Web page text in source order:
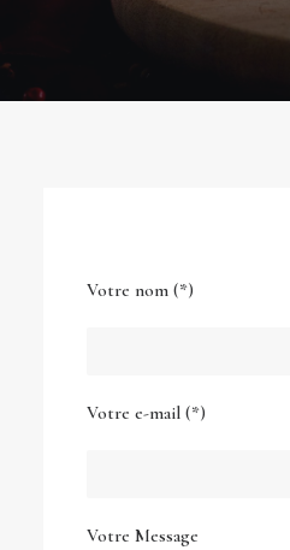
Votre nom (*)
Votre e-mail (*)
Votre Message